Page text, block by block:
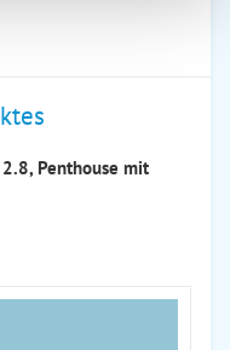
Penthouse mit